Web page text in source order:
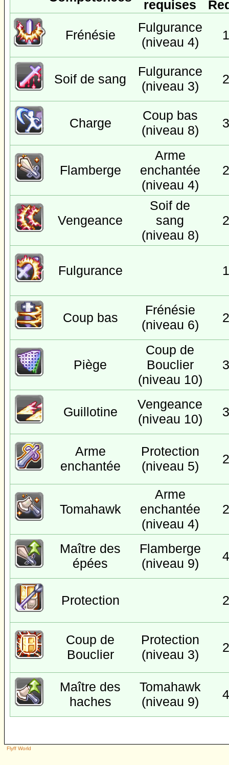
requises
Frénésie
Fulgurance
(niveau 4)
Soif de sang
Fulgurance
(niveau 3)
Charge
Coup bas
(niveau 8)
Flamberge
Arme
enchantée
(niveau 4)
Vengeance
Soif de
sang
(niveau 8)
Fulgurance
Coup bas
Frénésie
(niveau 6)
Piège
Coup de
Bouclier
(niveau 10)
Guillotine
Vengeance
(niveau 10)
Arme
enchantée
Protection
(niveau 5)
Tomahawk
Arme
enchantée
(niveau 4)
Maître des
épées
Flamberge
(niveau 9)
Protection
Coup de
Bouclier
Protection
(niveau 3)
Maître des
haches
Tomahawk
(niveau 9)
Flyff World